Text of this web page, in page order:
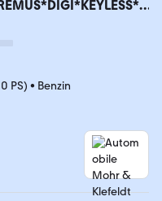
PS) • Benzin